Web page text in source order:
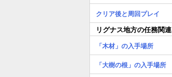
クリア後と周回プレイ
リグナス地方の任務関連
「木材」の入手場所
「大樹の根」の入手場所